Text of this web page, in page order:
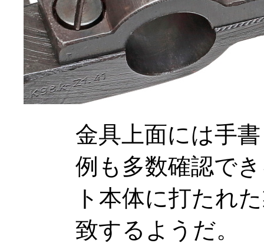
金具上面には手
例も多数確認で
ト本体に打たれ
致するようだ。